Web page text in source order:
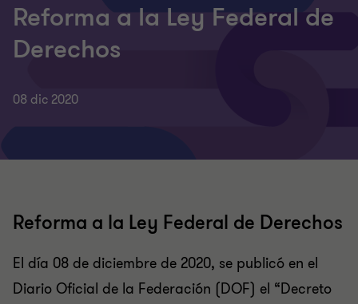
Reforma a la Ley Federal de
Derechos
08 dic 2020
Reforma a la Ley Federal de Derechos
El día 08 de diciembre de 2020, se publicó en el
Diario Oficial de la Federación (DOF) el “Decreto